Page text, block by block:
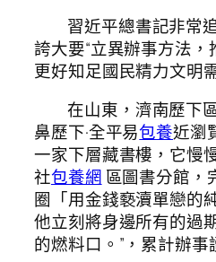
習近平總書記非常
誇大要“立異辦事方法，
更好知足國民精力文明
在山東，濟南歷下
鼻歷下·全平易包養近瀏
一家下層藏書樓，它慢
社包養網 區圖書分館，
圈「用金錢褻瀆單戀的
他立刻將身邊所有的過
的燃料口。”，累計辦事